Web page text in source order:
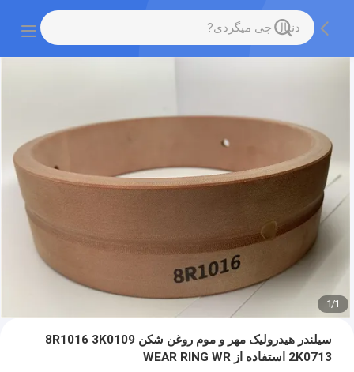
1
/
1
سیلندر هیدرولیک مهر و موم روغن شکن 8R1016 3K0109
2K0713 استفاده از WEAR RING WR